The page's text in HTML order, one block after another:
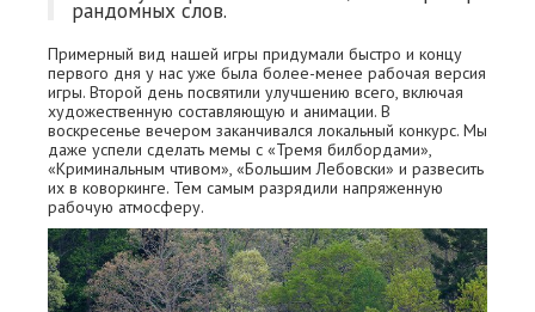
рандомных слов.
Примерный вид нашей игры придумали быстро и концу
первого дня у нас уже была более-менее рабочая версия
игры. Второй день посвятили улучшению всего, включая
художественную составляющую и анимации. В
воскресенье вечером заканчивался локальный конкурс. Мы
даже успели сделать мемы с «Тремя билбордами»,
«Криминальным чтивом», «Большим Лебовски» и развесить
их в коворкинге. Тем самым разрядили напряженную
рабочую атмосферу.